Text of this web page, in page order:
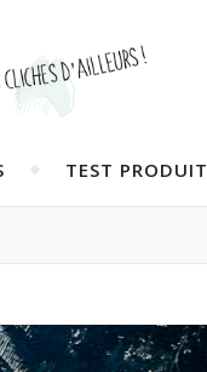
TEST PRODUIT